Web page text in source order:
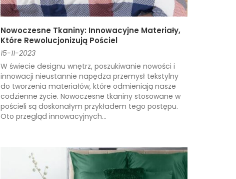
Nowoczesne Tkaniny: Innowacyjne Materiały,
Które Rewolucjonizują Pościel
15-11-2023
W świecie designu wnętrz, poszukiwanie nowości i
innowacji nieustannie napędza przemysł tekstylny
do tworzenia materiałów, które odmieniają nasze
codzienne życie. Nowoczesne tkaniny stosowane w
pościeli są doskonałym przykładem tego postępu.
Oto przegląd innowacyjnych...